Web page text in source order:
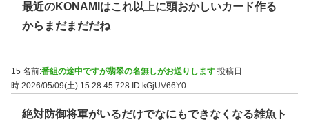
最近のKONAMIはこれ以上に頭おかしいカード作る
からまだまだだね
15 名前:番組の途中ですが翡翠の名無しがお送りします 投稿日
時:2026/05/09(土) 15:28:45.728 ID:kGjUV66Y0
絶対防御将軍がいるだけでなにもできなくなる雑魚ト